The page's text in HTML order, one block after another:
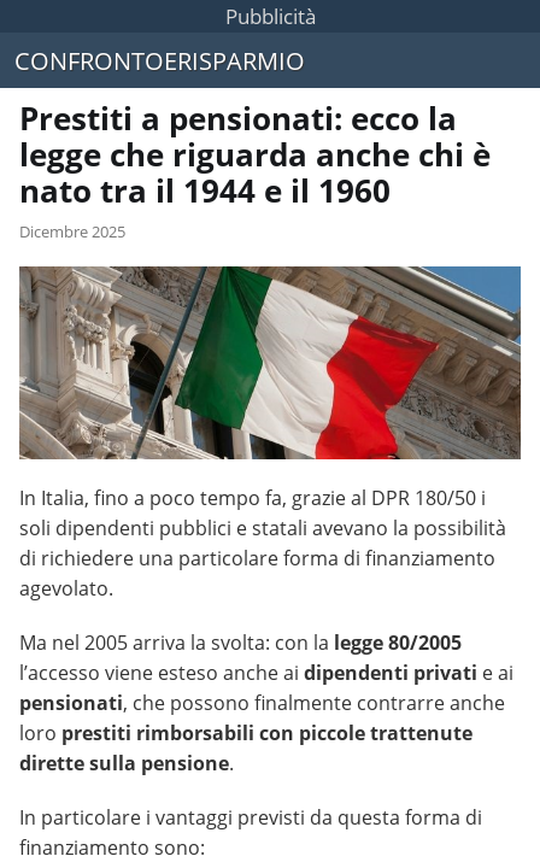
Pubblicità
CONFRONTOERISPARMIO
Prestiti a pensionati: ecco la
legge che riguarda anche chi è
nato tra il 1944 e il 1960
Dicembre 2025
In Italia, fino a poco tempo fa, grazie al DPR 180/50 i
soli dipendenti pubblici e statali avevano la possibilità
di richiedere una particolare forma di finanziamento
agevolato.
Ma nel 2005 arriva la svolta: con la legge 80/2005
l’accesso viene esteso anche ai dipendenti privati e ai
pensionati, che possono finalmente contrarre anche
loro prestiti rimborsabili con piccole trattenute
dirette sulla pensione.
In particolare i vantaggi previsti da questa forma di
finanziamento sono: